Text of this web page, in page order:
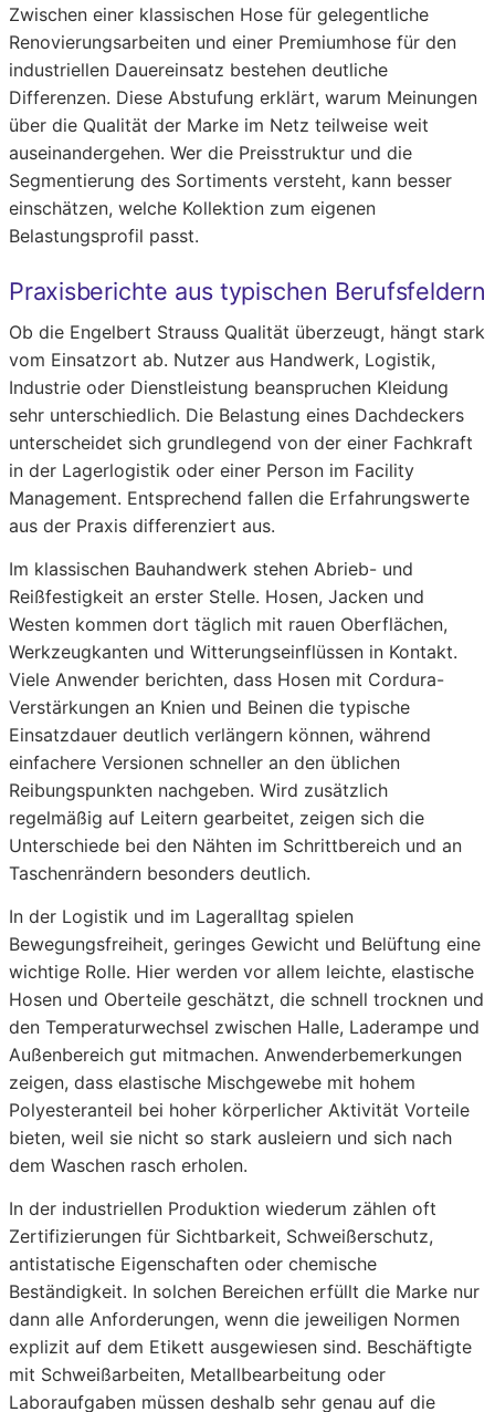
Zwischen einer klassischen Hose für gelegentliche
Renovierungsarbeiten und einer Premiumhose für den
industriellen Dauereinsatz bestehen deutliche
Differenzen. Diese Abstufung erklärt, warum Meinungen
über die Qualität der Marke im Netz teilweise weit
auseinandergehen. Wer die Preisstruktur und die
Segmentierung des Sortiments versteht, kann besser
einschätzen, welche Kollektion zum eigenen
Belastungsprofil passt.
Praxisberichte aus typischen Berufsfeldern
Ob die Engelbert Strauss Qualität überzeugt, hängt stark
vom Einsatzort ab. Nutzer aus Handwerk, Logistik,
Industrie oder Dienstleistung beanspruchen Kleidung
sehr unterschiedlich. Die Belastung eines Dachdeckers
unterscheidet sich grundlegend von der einer Fachkraft
in der Lagerlogistik oder einer Person im Facility
Management. Entsprechend fallen die Erfahrungswerte
aus der Praxis differenziert aus.
Im klassischen Bauhandwerk stehen Abrieb- und
Reißfestigkeit an erster Stelle. Hosen, Jacken und
Westen kommen dort täglich mit rauen Oberflächen,
Werkzeugkanten und Witterungseinflüssen in Kontakt.
Viele Anwender berichten, dass Hosen mit Cordura-
Verstärkungen an Knien und Beinen die typische
Einsatzdauer deutlich verlängern können, während
einfachere Versionen schneller an den üblichen
Reibungspunkten nachgeben. Wird zusätzlich
regelmäßig auf Leitern gearbeitet, zeigen sich die
Unterschiede bei den Nähten im Schrittbereich und an
Taschenrändern besonders deutlich.
In der Logistik und im Lageralltag spielen
Bewegungsfreiheit, geringes Gewicht und Belüftung eine
wichtige Rolle. Hier werden vor allem leichte, elastische
Hosen und Oberteile geschätzt, die schnell trocknen und
den Temperaturwechsel zwischen Halle, Laderampe und
Außenbereich gut mitmachen. Anwenderbemerkungen
zeigen, dass elastische Mischgewebe mit hohem
Polyesteranteil bei hoher körperlicher Aktivität Vorteile
bieten, weil sie nicht so stark ausleiern und sich nach
dem Waschen rasch erholen.
In der industriellen Produktion wiederum zählen oft
Zertifizierungen für Sichtbarkeit, Schweißerschutz,
antistatische Eigenschaften oder chemische
Beständigkeit. In solchen Bereichen erfüllt die Marke nur
dann alle Anforderungen, wenn die jeweiligen Normen
explizit auf dem Etikett ausgewiesen sind. Beschäftigte
mit Schweißarbeiten, Metallbearbeitung oder
Laboraufgaben müssen deshalb sehr genau auf die